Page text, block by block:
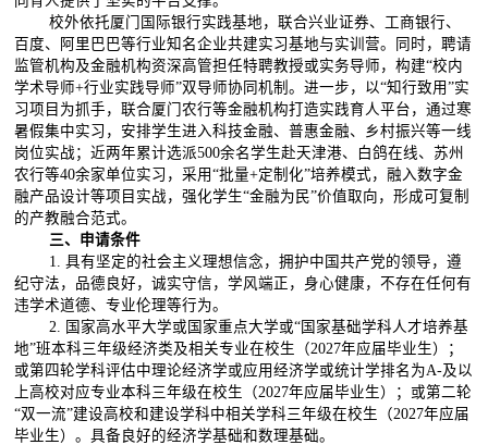
校外依托厦门国际银行实践基地，联合兴业证券、工商银行、
百度、阿里巴巴等行业知名企业共建实习基地与实训营。同时，聘请
监管机构及金融机构资深高管担任特聘教授或实务导师，构建“校内
学术导师+行业实践导师”双导师协同机制。进一步，以“知行致用 ”实
习项目为抓手，联合厦门农行等金融机构打造实践育人平台，通过寒
暑假集中实习，安排学生进入科技金融、普惠金融、乡村振兴等一线
岗位实战；近两年累计选派500余名学生赴天津港、白鸽在线、苏州
农行等40余家单位实习，采用 “批量+定制化”培养模式，融入数字金
融产品设计等项目实战，强化学生“金融为民”价值取向，形成可复制
的产教融合范式。
三、申请条件
1. 具有坚定的社会主义理想信念，拥护中国共产党的领导，遵
纪守法，品德良好，诚实守信，学风端正，身心健康，不存在任何有
违学术道德、专业伦理等行为。
2.
国家高水平大学或国家重点大学或“国家基础学科人才培养基
地”班本科三年级经济类及相关专业在校生（2027年应届毕业生）；
或第四轮学科评估中理论经济学或应用经济学或统计学排名为A-及以
上高校对应专业本科三年级在校生（2027年应届毕业生）；或第二轮
“双一流”建设高校和建设学科中相关学科三年级在校生（2027年应届
毕业生）。具备良好的经济学基础和数理基础。